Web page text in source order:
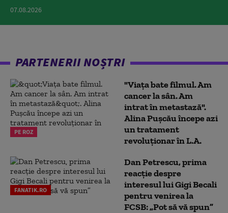
07.08.2026
PARTENERII NOȘTRI
PE ROZ
"Viața bate filmul. Am
cancer la sân. Am
intrat în metastază".
Alina Pușcău începe azi
un tratament
revoluționar în L.A.
FANATIK.RO
Dan Petrescu, prima
reacție despre
interesul lui Gigi Becali
pentru venirea la
FCSB: „Pot să vă spun”